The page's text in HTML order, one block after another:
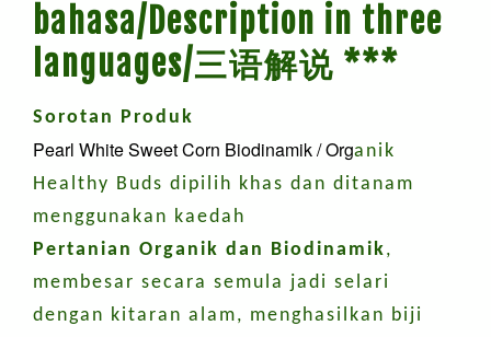
bahasa/Description in three
languages/三语解说 ***
Sorotan Produk
Pearl White Sweet Corn Biodinamik / Organik
Healthy Buds dipilih khas dan ditanam
menggunakan kaedah
Pertanian Organik dan Biodinamik,
membesar secara semula jadi selari
dengan kitaran alam, menghasilkan biji